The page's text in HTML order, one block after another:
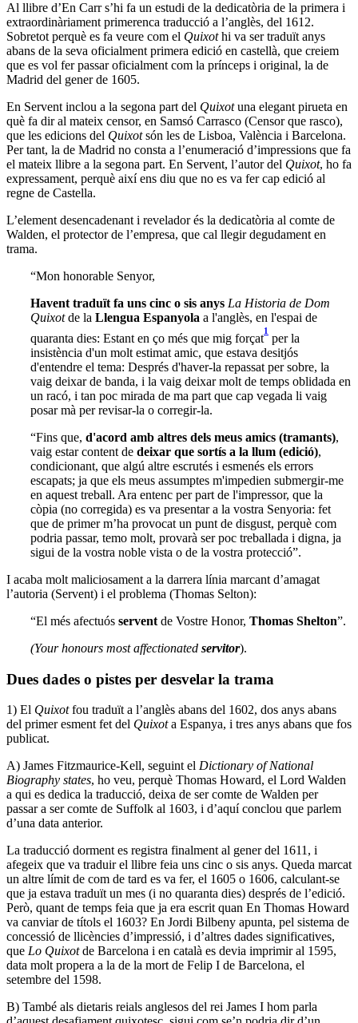
Al llibre d’En Carr s’hi fa un estudi de la dedicatòria de la primera i
extraordinàriament primerenca traducció a l’anglès, del 1612.
Sobretot perquè es fa veure com el Quixothi va ser traduït anys
abans de la seva oficialment primera edició en castellà, que creiem
que es vol fer passar oficialment com la prínceps i original, la de
Madrid del gener de 1605.
En Servent inclou a la segona part del Quixotuna elegant pirueta en
què fa dir al mateix censor, en Samsó Carrasco (Censor que rasco),
que les edicions del Quixotsón les de Lisboa, València i Barcelona.
Per tant, la de Madrid no consta a l’enumeració d’impressions que fa
el mateix llibre a la segona part. En Servent, l’autor del Quixot, ho fa
expressament, perquè així ens diu que no es va fer cap edició al
regne de Castella.
L’element desencadenant i revelador és la dedicatòria al comte de
Walden, el protector de l’empresa, que cal llegir degudament en
trama.
“Mon honorable Senyor,
Havent traduït fa uns cinc o sis anys La Historia de Dom
Quixotde la Llengua Espanyola a l'anglès, en l'espai de
quaranta dies: Estant en ço més que mig forçat
1
per la
insistència d'un molt estimat amic, que estava desitjós
d'entendre el tema: Després d'haver-la repassat per sobre, la
vaig deixar de banda, i la vaig deixar molt de temps oblidada en
un racó, i tan poc mirada de ma part que cap vegada li vaig
posar mà per revisar-la o corregir-la.
“Fins que, d'acord amb altres dels meus amics (tramants),
vaig estar content de deixar que sortís a la llum (edició),
condicionant, que algú altre escrutés i esmenés els errors
escapats; ja que els meus assumptes m'impedien submergir-me
en aquest treball. Ara entenc per part de l'impressor, que la
còpia (no corregida) es va presentar a la vostra Senyoria: fet
que de primer m’ha provocat un punt de disgust, perquè com
podria passar, temo molt, provarà ser poc treballada i digna, ja
sigui de la vostra noble vista o de la vostra protecció”.
I acaba molt maliciosament a la darrera línia marcant d’amagat
l’autoria (Servent) i el problema (Thomas Selton):
“El més afectuós servent de Vostre Honor, Thomas Shelton”.
(Your honours most affectionated servitor).
Dues dades o pistes per desvelar la trama
1) El Quixotfou traduït a l’anglès abans del 1602, dos anys abans
del primer esment fet del Quixota Espanya, i tres anys abans que fos
publicat.
A) James Fitzmaurice-Kell, seguint el Dictionary of National
Biography states, ho veu, perquè Thomas Howard, el Lord Walden
a qui es dedica la traducció, deixa de ser comte de Walden per
passar a ser comte de Suffolk al 1603, i d’aquí conclou que parlem
d’una data anterior.
La traducció dorment es registra finalment al gener del 1611, i
afegeix que va traduir el llibre feia uns cinc o sis anys. Queda marcat
un altre límit de com de tard es va fer, el 1605 o 1606, calculant-se
que ja estava traduït un mes (i no quaranta dies) després de l’edició.
Però, quant de temps feia que ja era escrit quan En Thomas Howard
va canviar de títols el 1603? En Jordi Bilbeny apunta, pel sistema de
concessió de llicències d’impressió, i d’altres dades significatives,
que Lo Quixotde Barcelona i en català es devia imprimir al 1595,
data molt propera a la de la mort de Felip I de Barcelona, el
setembre del 1598.
B) També als dietaris reials anglesos del rei James I hom parla